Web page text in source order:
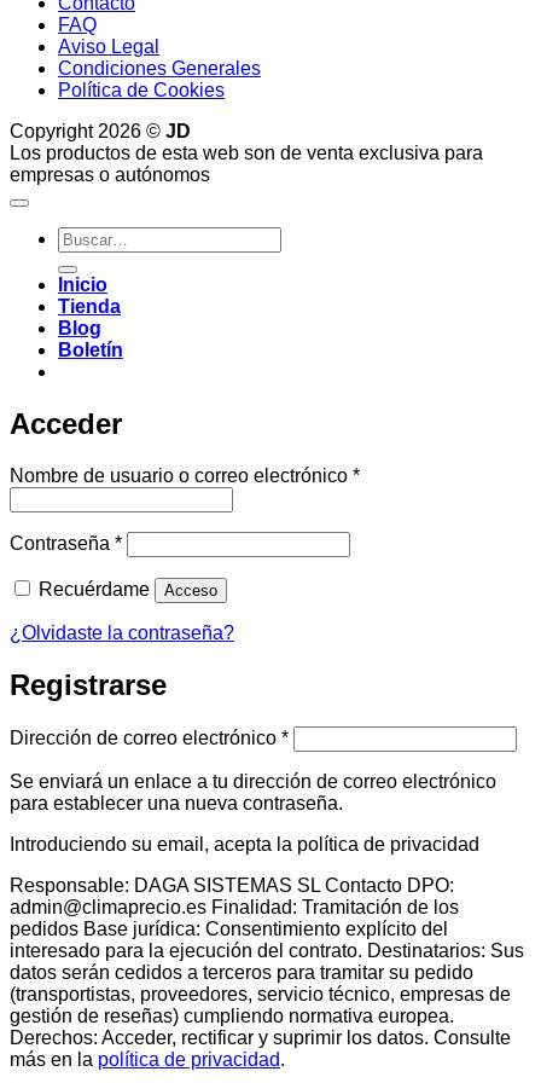
FAQ
Aviso Legal
Condiciones Generales
Política de Cookies
Copyright 2026 © JD
Los productos de esta web son de venta exclusiva para
empresas o autónomos
Buscar
por:
Inicio
Tienda
Blog
Boletín
Acceder
Nombre de usuario o correo electrónico *Obligatorio
Contraseña *Obligatorio
Recuérdame Acceso
¿Olvidaste la contraseña?
Registrarse
Dirección de correo electrónico *Obligatorio
Se enviará un enlace a tu dirección de correo electrónico
para establecer una nueva contraseña.
Introduciendo su email, acepta la política de privacidad
Responsable: DAGA SISTEMAS SL Contacto DPO:
admin@climaprecio.es Finalidad: Tramitación de los
pedidos Base jurídica: Consentimiento explícito del
interesado para la ejecución del contrato. Destinatarios: Sus
datos serán cedidos a terceros para tramitar su pedido
(transportistas, proveedores, servicio técnico, empresas de
gestión de reseñas) cumpliendo normativa europea.
Derechos: Acceder, rectificar y suprimir los datos. Consulte
más en la política de privacidad.